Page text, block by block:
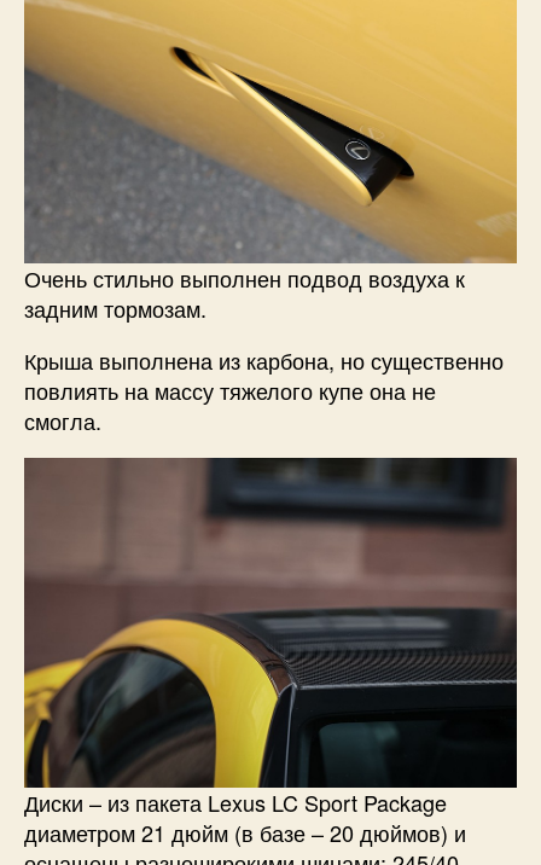
Очень стильно выполнен подвод воздуха к
задним тормозам.
Крыша выполнена из карбона, но существенно
повлиять на массу тяжелого купе она не
смогла.
Диски – из пакета Lexus LC Sport Package
диаметром 21 дюйм (в базе – 20 дюймов) и